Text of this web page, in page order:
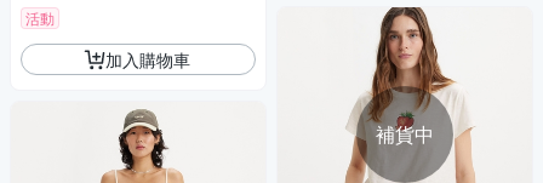
活動
加入購物車
補貨中